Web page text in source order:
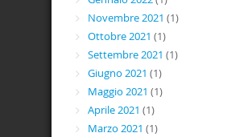
Novembre 2021 (1)
Ottobre 2021 (1)
Settembre 2021 (1)
Giugno 2021 (1)
Maggio 2021 (1)
Aprile 2021 (1)
Marzo 2021 (1)